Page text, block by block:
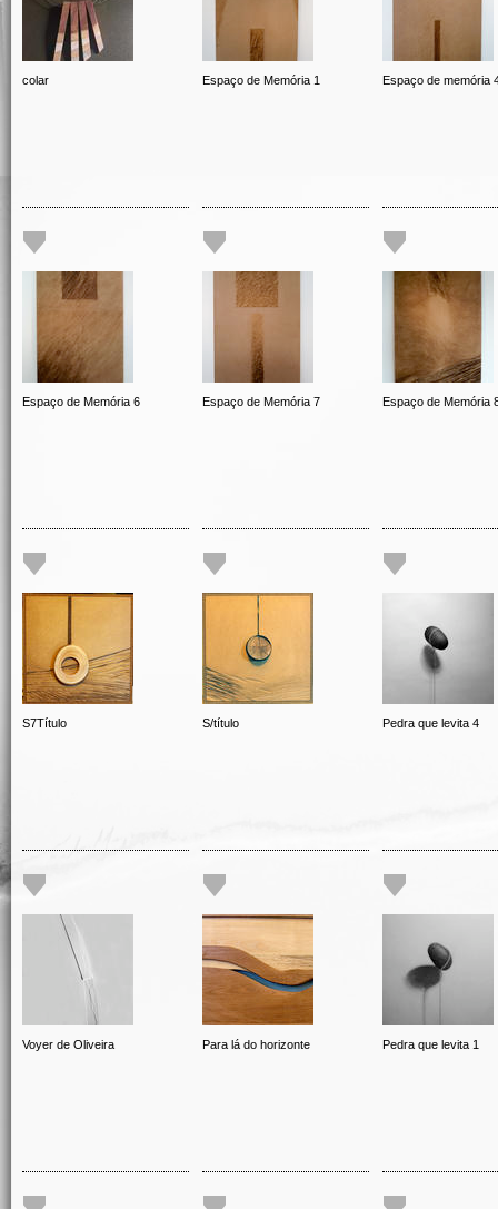
colar Espaço de Memória 1 Espaço de memória
Espaço de Memória 6 Espaço de Memória 7 Espaço de Memória
S7Título S/título Pedra que levita 4
Voyer de Oliveira Para lá do horizonte Pedra que levita 1